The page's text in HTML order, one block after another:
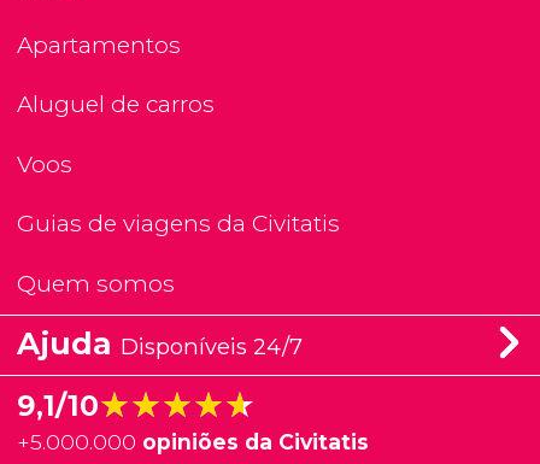
Apartamentos
Aluguel de carros
Voos
Guias de viagens da Civitatis
Quem somos
Ajuda Disponíveis 24/7
9,1/10★★★★★
★★★★★
+5.000.000 opiniões da Civitatis